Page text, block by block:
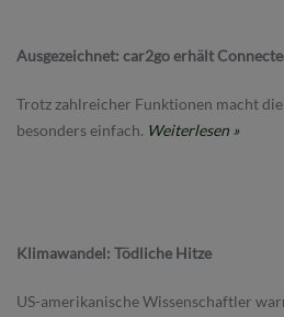
Ausgezeichnet: car2go erhält
Trotz zahlreicher Funktionen macht
besonders einfach. Weiterlesen »
Klimawandel: Tödliche Hitze
US-amerikanische Wissenschaftler